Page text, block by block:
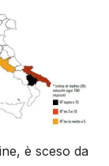
è sceso da